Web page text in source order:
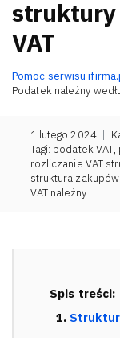
struktury
VAT
Pomoc serwisu
Podatek należny
1 lutego 2024 |
Tagi: podatek VAT,
rozliczanie VAT
struktura
VAT należny
Spis treści: